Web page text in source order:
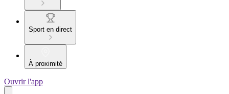
Sport en direct
À proximité
Ouvrir l'app